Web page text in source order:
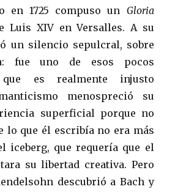
en 1725 compuso un Gloria
Luis XIV en Versalles. A su
un silencio sepulcral, sobre
fue uno de esos pocos
que es realmente injusto
menospreció su
superficial porque no
lo que él escribía no era más
iceberg, que requería que el
su libertad creativa. Pero
descubrió a Bach y